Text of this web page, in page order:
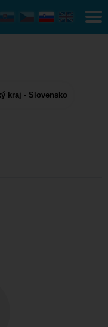
kraj - Slovensko